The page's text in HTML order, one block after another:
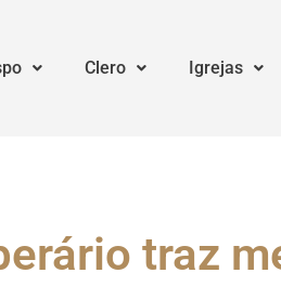
Clero Igrejas
traz